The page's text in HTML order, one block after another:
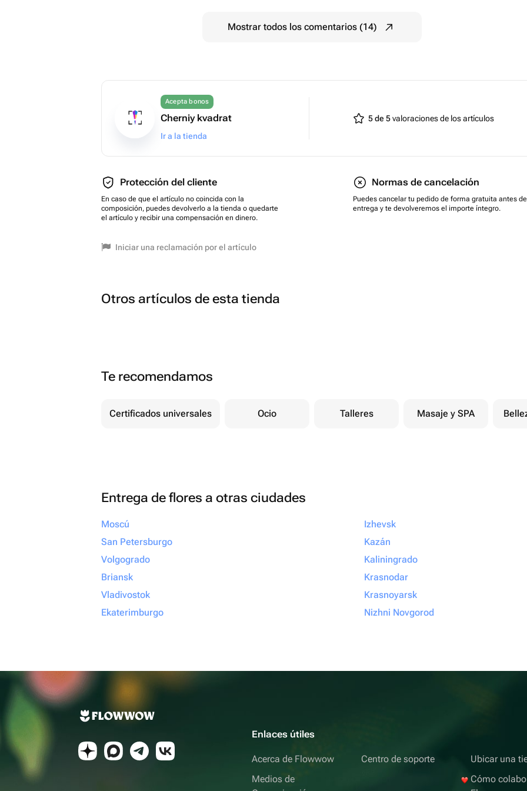
Mostrar todos los comentarios (14)
Acepta bonos
Cherniy kvadrat
Ir a la tienda
5 de 5valoraciones de los artículos
Protección del cliente
En caso de que el artículo no coincida con la
composición, puedes devolverlo a la tienda o quedarte
el artículo y recibir una compensación en dinero.
Normas de cancelación
Puedes cancelar tu pedido de forma gratuita antes
entrega y te devolveremos el importe íntegro.
Iniciar una reclamación por el artículo
Otros artículos de esta tienda
Te recomendamos
Certificados universales Ocio Talleres Masaje y SPA
Entrega de flores a otras ciudades
Moscú
San Petersburgo
Volgogrado
Briansk
Vladivostok
Ekaterimburgo
Izhevsk
Kazán
Kaliningrado
Krasnodar
Krasnoyarsk
Nizhni Novgorod
Enlaces útiles
Acerca de Flowwow
Medios de
Centro de soporte
Ubicar una
Cómo